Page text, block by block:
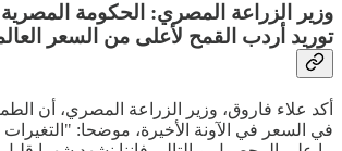
وزير الزراعة المصري: الحكومة
توريد أردب القمح لأعلى من السعر
أكد علاء فاروق، وزير الزراعة المصري، أن
في السعر في الآونة الأخيرة، موضحا: "التغيرات